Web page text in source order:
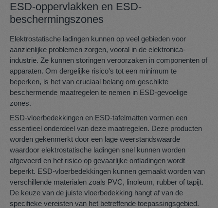
ESD-oppervlakken en ESD-
beschermingszones
Elektrostatische ladingen kunnen op veel gebieden voor
aanzienlijke problemen zorgen, vooral in de elektronica-
industrie. Ze kunnen storingen veroorzaken in componenten of
apparaten. Om dergelijke risico's tot een minimum te
beperken, is het van cruciaal belang om geschikte
beschermende maatregelen te nemen in ESD-gevoelige
zones.
ESD-vloerbedekkingen en ESD-tafelmatten vormen een
essentieel onderdeel van deze maatregelen. Deze producten
worden gekenmerkt door een lage weerstandswaarde
waardoor elektrostatische ladingen snel kunnen worden
afgevoerd en het risico op gevaarlijke ontladingen wordt
beperkt. ESD-vloerbedekkingen kunnen gemaakt worden van
verschillende materialen zoals PVC, linoleum, rubber of tapijt.
De keuze van de juiste vloerbedekking hangt af van de
specifieke vereisten van het betreffende toepassingsgebied.